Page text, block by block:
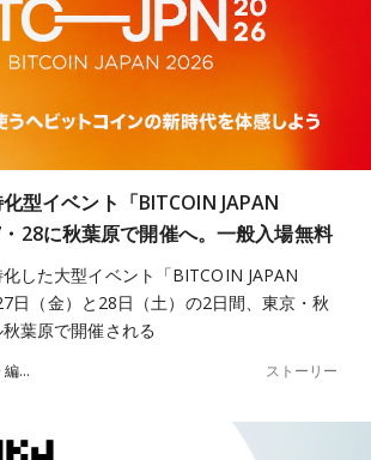
型イベント「BITCOIN JAPAN
28に秋葉原で開催へ。一般入場無料
した大型イベント「BITCOIN JAPAN
日（金）と28日（土）の2日間、東京・秋
葉原で開催される
あたらしい経済 編集部 ストーリー